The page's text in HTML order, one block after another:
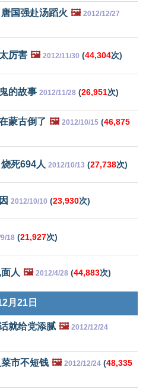
国强赴汤蹈火 🖼️ 2012/12/27
厉害 🖼️ 2012/11/30 (44,304次)
的故事 2012/11/28 (26,951次)
蒙古倒了 🖼️ 2012/10/15 (46,875
死694人 2012/10/13 (27,738次)
2012/10/10 (23,930次)
18 (21,927次)
人 🖼️ 2012/4/28 (44,883次)
月21日
就给党添腻 🖼️ 2012/12/24
市不短钱 🖼️ 2012/12/24 (48,335